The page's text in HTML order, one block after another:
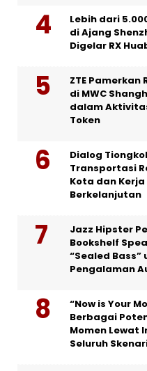
Lebih dari
di Ajang
Digelar RX
ZTE
di MWC
dalam
Token
Dialog
Transportasi
Kota dan
Berkelanjutan
Jazz Hipster
Bookshelf
“Sealed
Pengalaman
“Now is Your
Berbagai
Momen Lewat
Seluruh